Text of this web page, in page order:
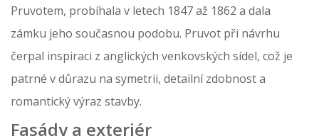
Pruvotem, probíhala v letech 1847 až 1862 a dala
zámku jeho současnou podobu. Pruvot při návrhu
čerpal inspiraci z anglických venkovských sídel, což je
patrné v důrazu na symetrii, detailní zdobnost a
romantický výraz stavby.
Fasády a exteriér